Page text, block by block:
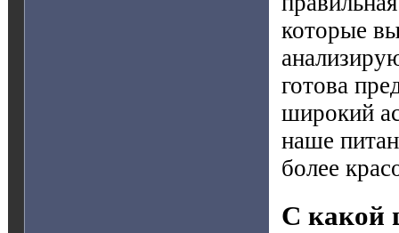
которые
готова
широкий
наше
более
С какой